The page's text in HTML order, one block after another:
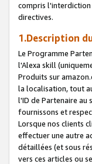
compris l'interdiction
directives.
1.Description
Le Programme
l'Alexa skill
Produits sur
la localisation, tout
l'ID de Partenaire au
fournissons et
Lorsque nos clients
effectuer une autre
détaillées (et sous
vers ces articles ou